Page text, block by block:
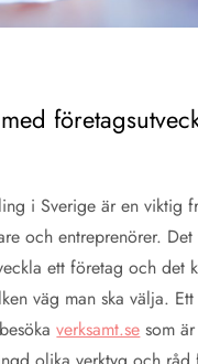
i Sverige är en viktig
och entreprenörer. Det
ett företag och det
väg man ska välja.
verksamt.se som